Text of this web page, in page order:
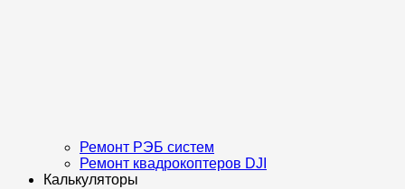
Ремонт РЭБ систем
Ремонт квадрокоптеров DJI
Калькуляторы